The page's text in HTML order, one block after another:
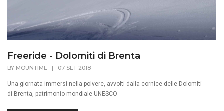
Freeride - Dolomiti di Brenta
BY MOUNTIME | 07 SET 2018
Una giornata immersi nella polvere, avvolti dalla cornice delle Dolomiti
di Brenta, patrimonio mondiale UNESCO